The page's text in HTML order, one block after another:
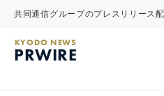
共同通信グループのプレスリリース
KYODO NEWS
PRWIRE